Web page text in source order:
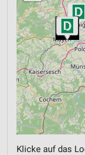
Klicke auf das